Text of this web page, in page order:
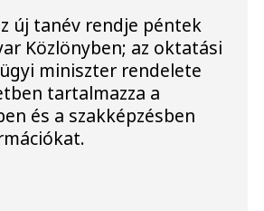
új tanév rendje péntek
Közlönyben; az oktatási
miniszter rendelete
tartalmazza a
és a szakképzésben